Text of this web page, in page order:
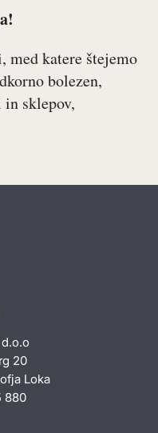
med katere štejemo
bolezen,
in sklepov,
20
Loka
880